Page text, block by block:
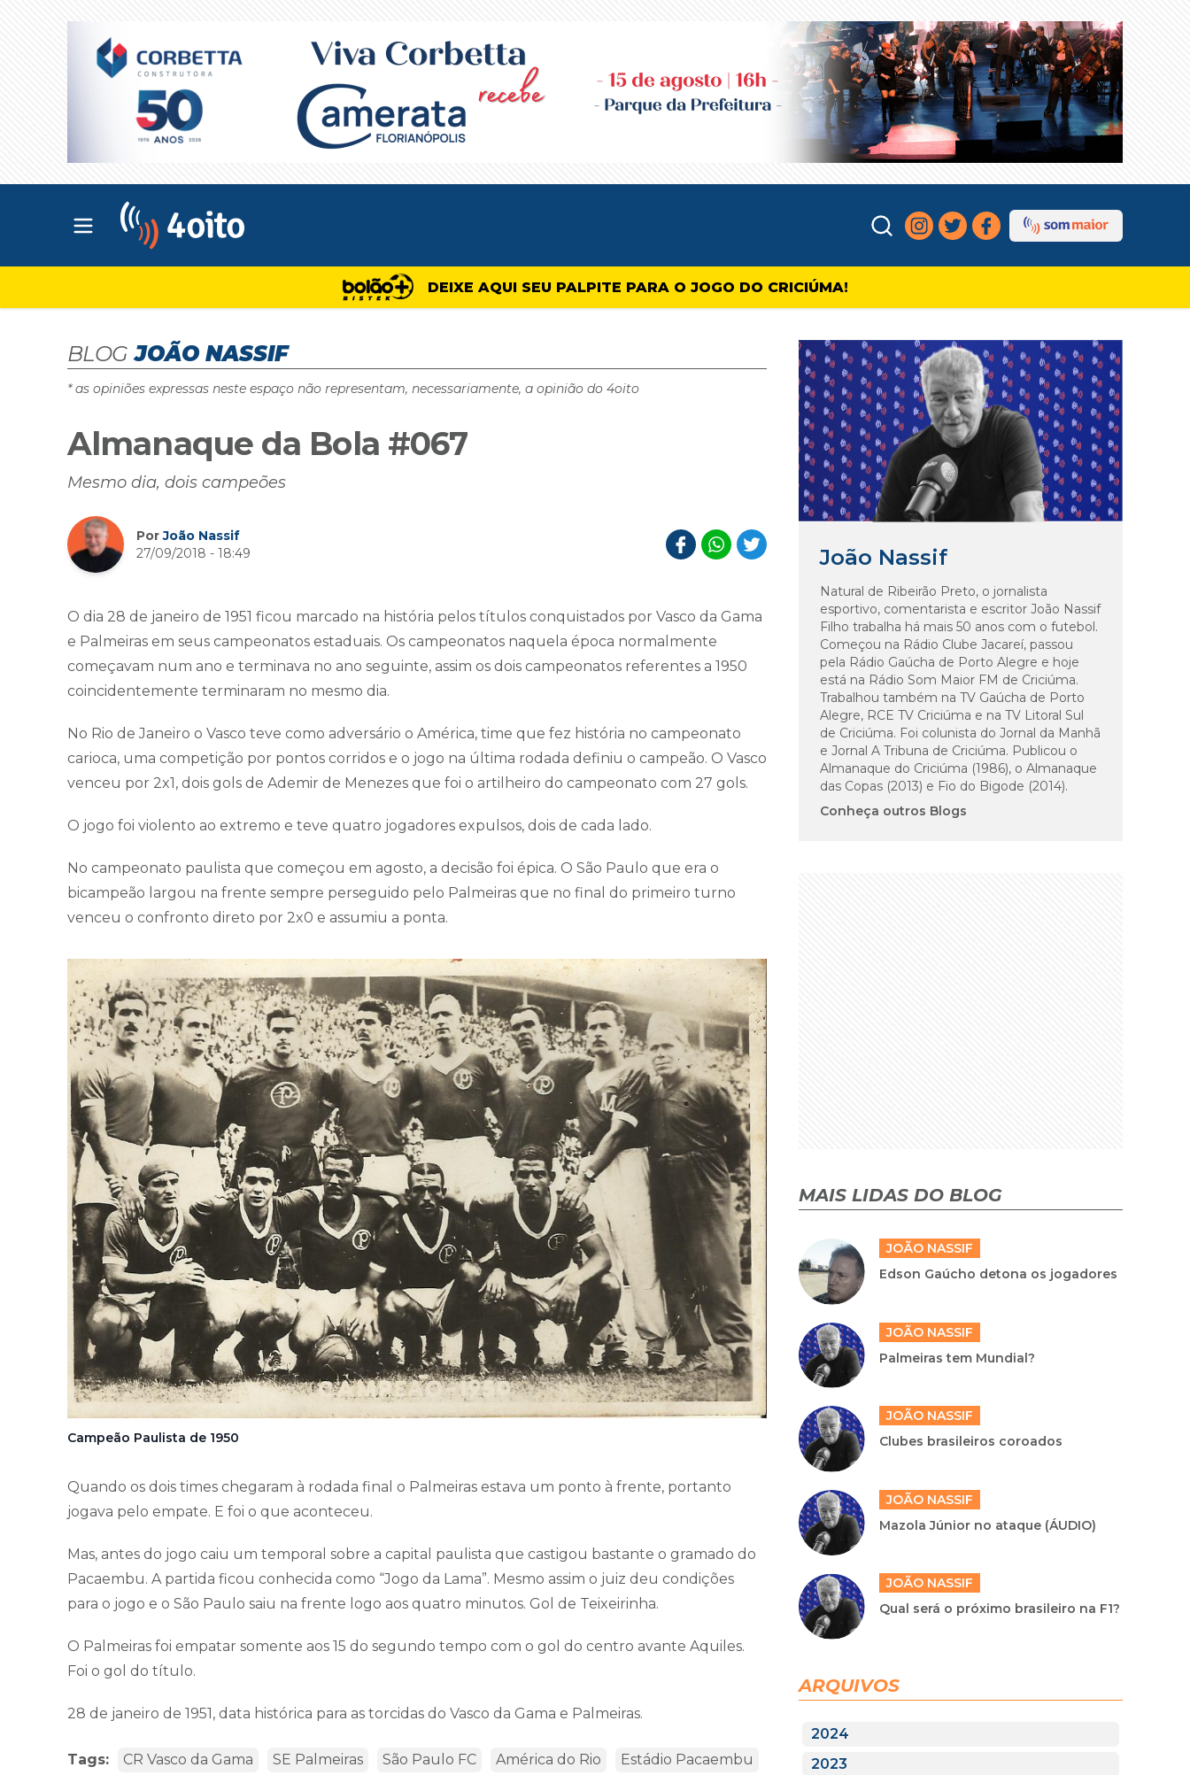
Abrir menu principal
DEIXE AQUI SEU PALPITE PARA O JOGO DO CRICIÚMA!
BLOG JOÃO NASSIF
* as opiniões expressas neste espaço não representam, necessariamente, a opinião do 4oito
Almanaque da Bola #067
Mesmo dia, dois campeões
PorJoão Nassif
27/09/2018 - 18:49
O dia 28 de janeiro de 1951 ficou marcado na história pelos títulos conquistados por Vasco da Gama
e Palmeiras em seus campeonatos estaduais. Os campeonatos naquela época normalmente
começavam num ano e terminava no ano seguinte, assim os dois campeonatos referentes a 1950
coincidentemente terminaram no mesmo dia.
No Rio de Janeiro o Vasco teve como adversário o América, time que fez história no campeonato
carioca, uma competição por pontos corridos e o jogo na última rodada definiu o campeão. O Vasco
venceu por 2x1, dois gols de Ademir de Menezes que foi o artilheiro do campeonato com 27 gols.
O jogo foi violento ao extremo e teve quatro jogadores expulsos, dois de cada lado.
No campeonato paulista que começou em agosto, a decisão foi épica. O São Paulo que era o
bicampeão largou na frente sempre perseguido pelo Palmeiras que no final do primeiro turno
venceu o confronto direto por 2x0 e assumiu a ponta.
Campeão Paulista de 1950
Quando os dois times chegaram à rodada final o Palmeiras estava um ponto à frente, portanto
jogava pelo empate. E foi o que aconteceu.
Mas, antes do jogo caiu um temporal sobre a capital paulista que castigou bastante o gramado do
Pacaembu. A partida ficou conhecida como “Jogo da Lama”. Mesmo assim o juiz deu condições
para o jogo e o São Paulo saiu na frente logo aos quatro minutos. Gol de Teixeirinha.
O Palmeiras foi empatar somente aos 15 do segundo tempo com o gol do centro avante Aquiles.
Foi o gol do título.
28 de janeiro de 1951, data histórica para as torcidas do Vasco da Gama e Palmeiras.
Tags: CR Vasco da Gama SE Palmeiras São Paulo FC América do Rio
Estádio Pacaembu
João Nassif
Natural de Ribeirão Preto, o jornalista
esportivo, comentarista e escritor João Nassif
Filho trabalha há mais 50 anos com o futebol.
Começou na Rádio Clube Jacareí, passou
pela Rádio Gaúcha de Porto Alegre e hoje
está na Rádio Som Maior FM de Criciúma.
Trabalhou também na TV Gaúcha de Porto
Alegre, RCE TV Criciúma e na TV Litoral Sul
de Criciúma. Foi colunista do Jornal da Manhã
e Jornal A Tribuna de Criciúma. Publicou o
Almanaque do Criciúma (1986), o Almanaque
das Copas (2013) e Fio do Bigode (2014).
Conheça outros Blogs
MAIS LIDAS DO BLOG
JOÃO NASSIF
Edson Gaúcho detona os jogadores
JOÃO NASSIF
Palmeiras tem Mundial?
JOÃO NASSIF
Clubes brasileiros coroados
JOÃO NASSIF
Mazola Júnior no ataque (ÁUDIO)
JOÃO NASSIF
Qual será o próximo brasileiro na F1?
ARQUIVOS
2024
2023